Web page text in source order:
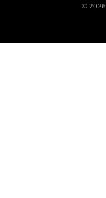
© 2026